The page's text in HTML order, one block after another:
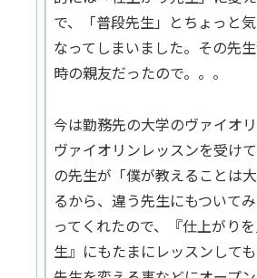
で、「普段先生」とちょっと
なってしまいました。その先
時の親友だったので。。。
今は勤務先の大学のヴァイオリ
ヴァイオリンレッスンを受け
の先生が「僕が教えることは
るから、違う先生にもついて
ってくれたので、『仕上がり
生』にもたまにレッスンしても